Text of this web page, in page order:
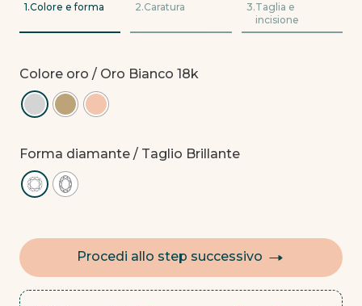
1.Colore e forma 2.Caratura 3.Taglia e
incisione
Colore oro / Oro Bianco 18k
Forma diamante / Taglio Brillante
Procedi allo step successivo